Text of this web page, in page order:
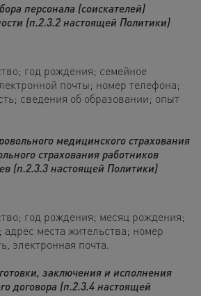
персонала (соискателей)
(п.2.3.2 настоящей Политики)
год рождения; семейное
почты; номер телефона;
сведения об образовании; опыт
медицинского страхования
страхования работников
(п.2.3.3 настоящей Политики)
год рождения; месяц рождения;
места жительства; номер
электронная почта
заключения и исполнения
договора (п.2.3.4 настоящей